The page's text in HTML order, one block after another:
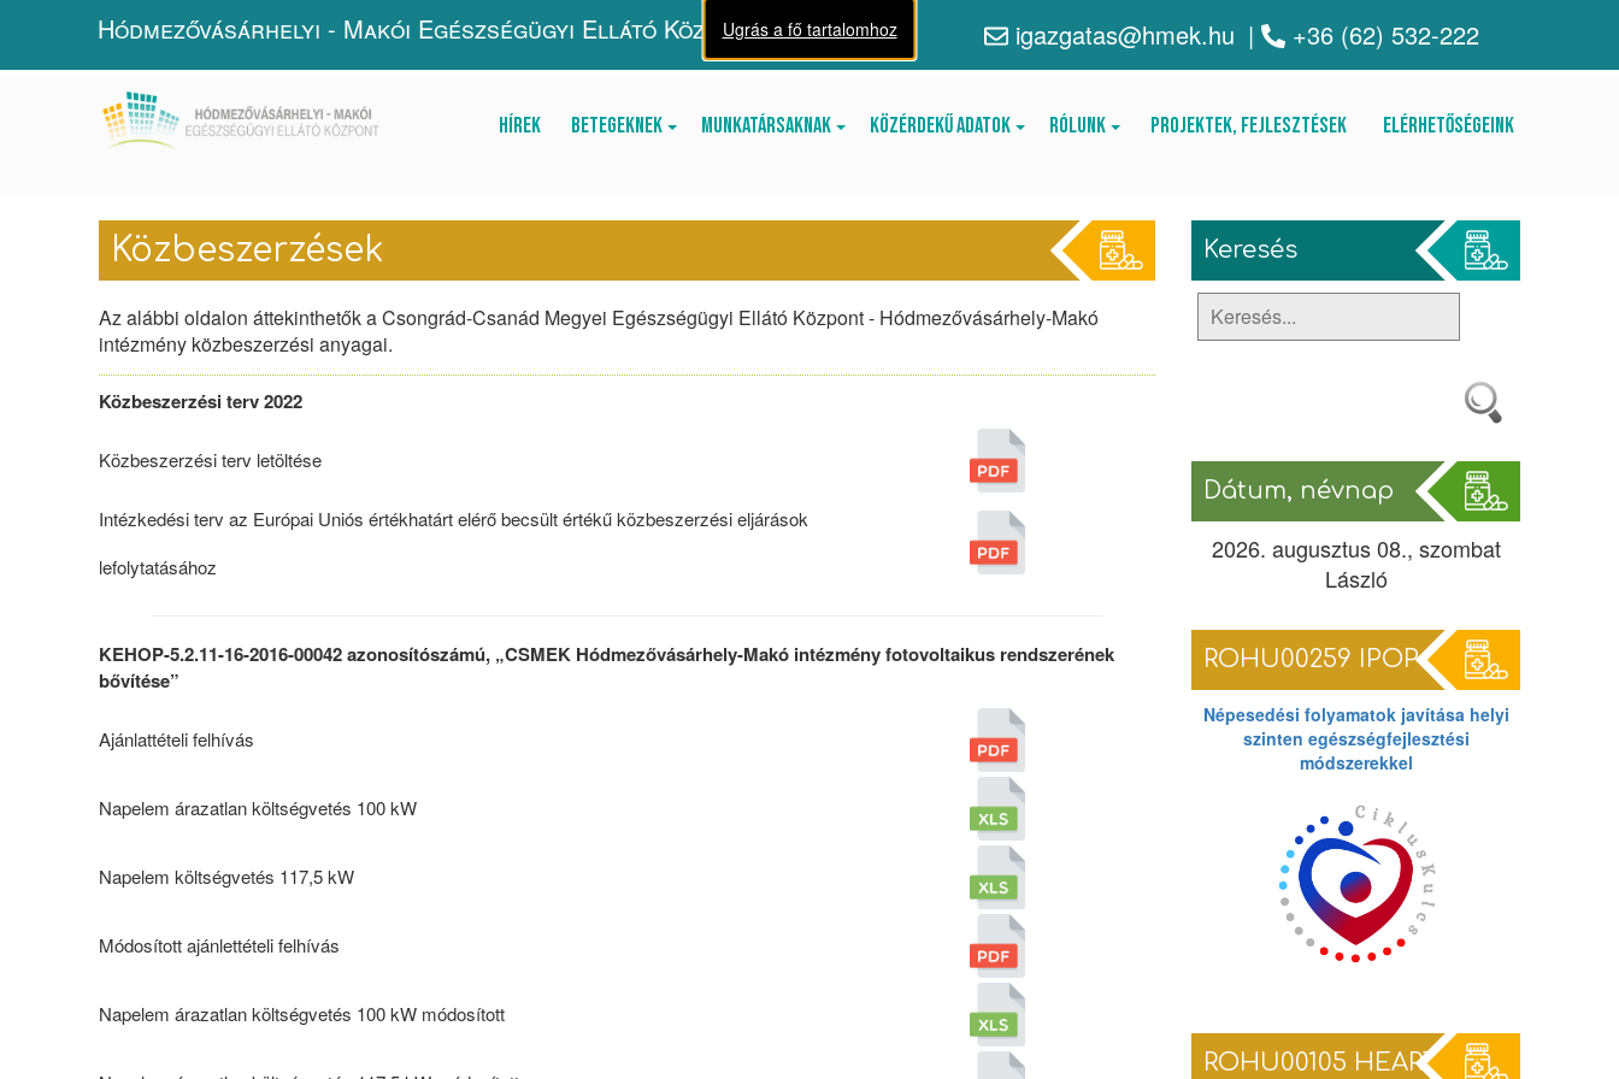
Ugrás a fő tartalomhoz
Hódmezővásárhelyi - Makói Egészségügyi Ellátó Központ igazgatas@hmek.hu | +36 (62) 532-222
Hírek Betegeknek Munkatársaknak Közérdekű adatok Rólunk Projektek, fejlesztések Elérhetőségeink
Közbeszerzések
Az alábbi oldalon áttekinthetők a Csongrád-Csanád Megyei Egészségügyi Ellátó Központ - Hódmezővásárhely-Makó
intézmény közbeszerzési anyagai.
Közbeszerzési terv 2022
Közbeszerzési terv letöltése
Intézkedési terv az Európai Uniós értékhatárt elérő becsült értékű közbeszerzési eljárások
lefolytatásához
KEHOP-5.2.11-16-2016-00042 azonosítószámú, „CSMEK Hódmezővásárhely-Makó intézmény fotovoltaikus rendszerének
bővítése”
Ajánlattételi felhívás
Napelem árazatlan költségvetés 100 kW
Napelem költségvetés 117,5 kW
Módosított ajánlettételi felhívás
Napelem árazatlan költségvetés 100 kW módosított
Keresés
Dátum, névnap
2026. augusztus 08., szombat
László
ROHU00259 IPOP
Népesedési folyamatok javítása helyi
szinten egészségfejlesztési
módszerekkel
ROHU00105 HEARTS